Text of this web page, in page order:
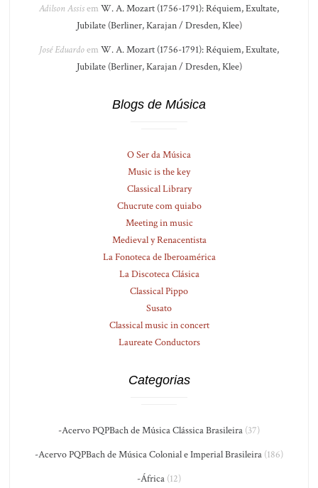
Adilson Assisem W. A. Mozart (1756-1791): Réquiem, Exultate,
Jubilate (Berliner, Karajan / Dresden, Klee)
José Eduardoem W. A. Mozart (1756-1791): Réquiem, Exultate,
Jubilate (Berliner, Karajan / Dresden, Klee)
Blogs de Música
O Ser da Música
Music is the key
Classical Library
Chucrute com quiabo
Meeting in music
Medieval y Renacentista
La Fonoteca de Iberoamérica
La Discoteca Clásica
Classical Pippo
Susato
Classical music in concert
Laureate Conductors
Categorias
-Acervo PQPBach de Música Clássica Brasileira (37)
-Acervo PQPBach de Música Colonial e Imperial Brasileira (186)
-África (12)